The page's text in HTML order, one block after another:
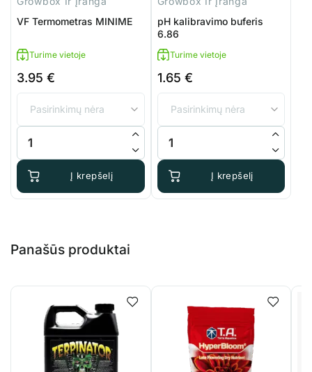
VF Termometras MINIME
Turime vietoje
3.95 €
produkto kiekis: VF Termometras MINIME
Į krepšelį
pH kalibravimo buferis
6.86
Turime vietoje
1.65 €
produkto kiekis: pH kalibravimo
Į krepšelį
Panašūs produktai